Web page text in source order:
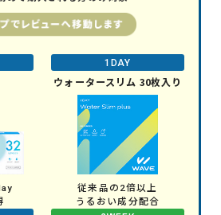
1DAY
ウォータースリム 30枚入り
従来品の2倍以上
うるおい成分配合